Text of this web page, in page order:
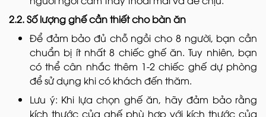
2.2. Số lượng ghế cần thiết cho bàn ăn
Để đảm bảo đủ chỗ ngồi cho 8 người, bạn cần
chuẩn bị ít nhất 8 chiếc ghế ăn. Tuy nhiên, bạn
có thể cân nhắc thêm 1-2 chiếc ghế dự phòng
để sử dụng khi có khách đến thăm.
Lưu ý: Khi lựa chọn ghế ăn, hãy đảm bảo rằng
kích thước của ghế phù hợp với kích thước của